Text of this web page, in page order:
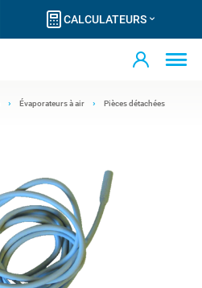
CALCULATEURS
Évaporateurs à air Pièces détachées